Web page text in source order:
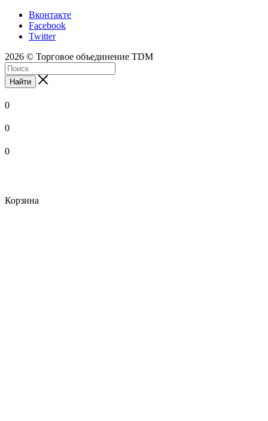
Вконтакте
Facebook
Twitter
2026 © Торговое объединение TDM
Найти
0
0
0
Корзина